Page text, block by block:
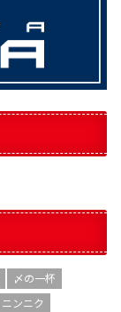
〆の一杯
ニンニク